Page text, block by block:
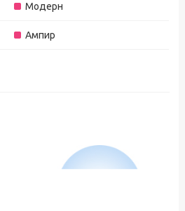
Модерн
Ампир